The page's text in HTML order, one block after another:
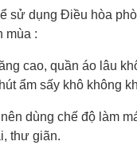
sử dụng Điều hòa
mùa :
cao, quần áo lâu
ẩm sấy khô không
dùng chế độ làm
thư giãn.